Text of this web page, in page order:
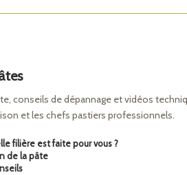
conseils de dépannage et vidéos
et les chefs pastiers professionnels.
filière est faite pour vous ?
de la pâte